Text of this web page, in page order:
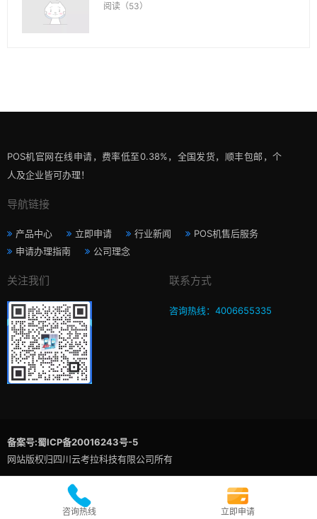
阅读（53）
POS机官网在线申请，费率低至0.38%，全国发货，顺丰包邮，个
人及企业皆可办理！
导航链接
产品中心 立即申请 行业新闻
POS机售后服务
申请办理指南
公司理念
关注我们 联系方式
咨询热线：4006655335
备案号:蜀ICP备20016243号-5
网站版权归四川云考拉科技有限公司所有
咨询热线 立即申请